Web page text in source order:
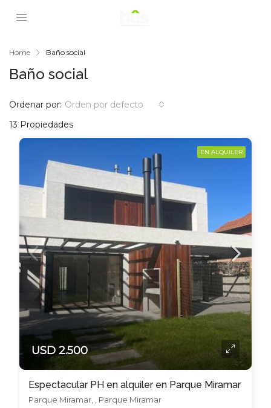
Home Baño social
Baño social
13 Propiedades
Ordenar por: Orden por defecto
EN ALQUILER
USD 2.500
Espectacular PH en alquiler en Parque Miramar
Parque Miramar, , Parque Miramar